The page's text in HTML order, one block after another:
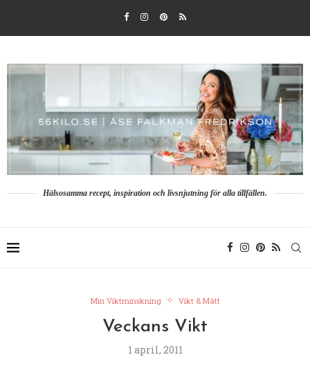
Hälsosamma recept, inspiration och livsnjutning för alla tillfällen.
Min Viktminskning Vikt & Mått
Veckans Vikt
1 april, 2011